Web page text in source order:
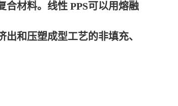
材料。 线性 PPS可以用熔融
和压塑成型工艺的非填充、